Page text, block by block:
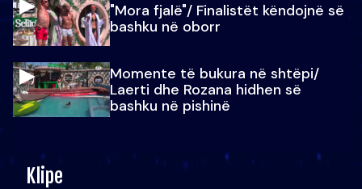
"Mora fjalë"/ Finalistët këndojnë së
bashku në oborr
Momente të bukura në shtëpi/
Laerti dhe Rozana hidhen së
bashku në pishinë
Klipe